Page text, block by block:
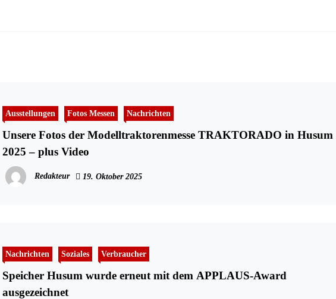
Ausstellungen Fotos Messen Nachrichten
Unsere Fotos der Modelltraktorenmesse TRAKTORADO in Husum
2025 – plus Video
Redakteur 19. Oktober 2025
Nachrichten Soziales Verbraucher
Speicher Husum wurde erneut mit dem APPLAUS-Award
ausgezeichnet